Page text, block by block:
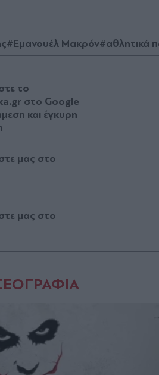
#Εμανουέλ Μακρόν#αθλητικά
το
στο Google
και έγκυρη
μας στο
μας στο